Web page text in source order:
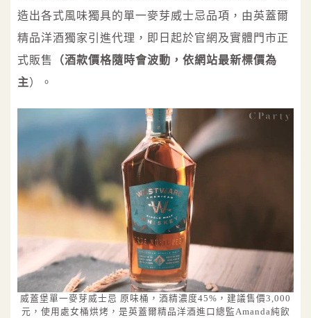
造出各式風味獨具的單一麥芽威士忌品項，由英蓋爾
精品洋酒獨家引進代理，即日起於官網及實體門市正
式販售
（酒款價格隨時會波動，依網站最新標價為
主）。
威蓋堡單一麥芽威士忌 原味桶，酒精濃度45%，建議售價3,000
元，使用處女桶烘烤，是英蓋爾精品洋酒進口總監Amanda純飲